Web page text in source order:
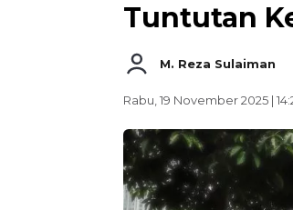
Tuntutan
M. Reza Sulaiman
Rabu, 19 November 2025 |